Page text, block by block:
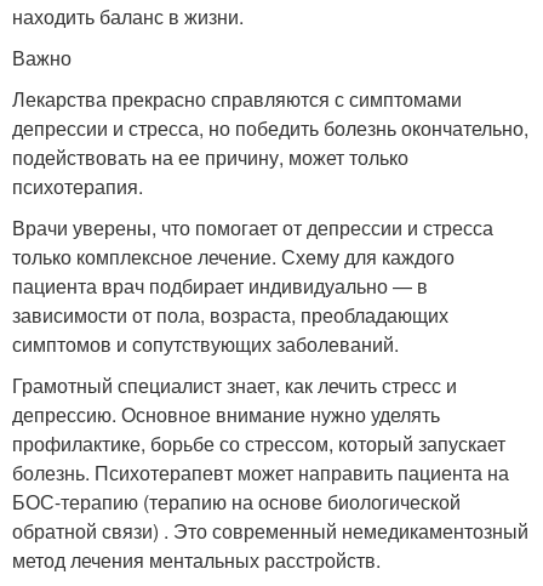
находить баланс в жизни.
Важно
Лекарства прекрасно справляются с симптомами
депрессии и стресса, но победить болезнь окончательно,
подействовать на ее причину, может только
психотерапия.
Врачи уверены, что помогает от депрессии и стресса
только комплексное лечение. Схему для каждого
пациента врач подбирает индивидуально — в
зависимости от пола, возраста, преобладающих
симптомов и сопутствующих заболеваний.
Грамотный специалист знает, как лечить стресс и
депрессию. Основное внимание нужно уделять
профилактике, борьбе со стрессом, который запускает
болезнь. Психотерапевт может направить пациента на
БОС-терапию (терапию на основе биологической
обратной связи) . Это современный немедикаментозный
метод лечения ментальных расстройств.